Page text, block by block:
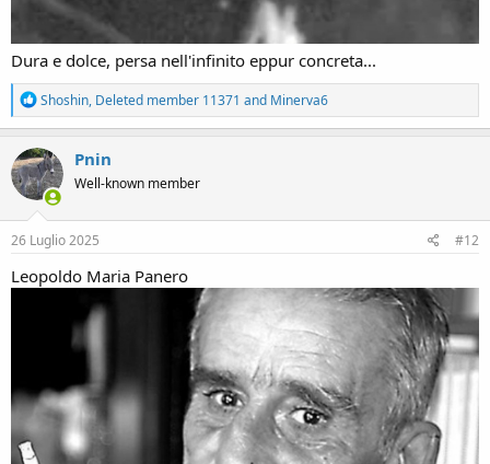
Dura e dolce, persa nell'infinito eppur concreta...
R
e
a
c
t
i
o
n
s
Shoshin, Deleted member 11371 and Minerva6
Pnin
Well-known member
26 Luglio 2025 #12
Leopoldo Maria Panero